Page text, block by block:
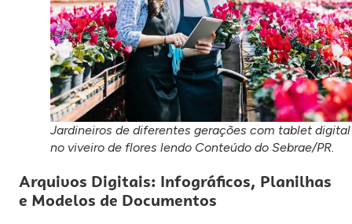
Jardineiros de diferentes gerações com tablet digital
no viveiro de flores lendo Conteúdo do Sebrae/PR.
Arquivos Digitais: Infográficos, Planilhas
e Modelos de Documentos